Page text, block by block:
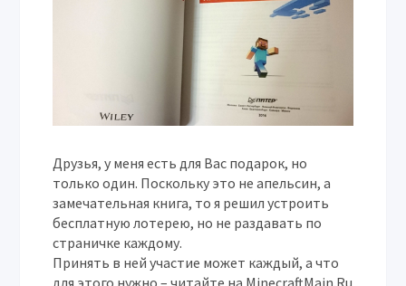
Друзья, у меня есть для Вас подарок, но
только один. Поскольку это не апельсин, а
замечательная книга, то я решил устроить
бесплатную лотерею, но не раздавать по
страничке каждому.
Принять в ней участие может каждый, а что